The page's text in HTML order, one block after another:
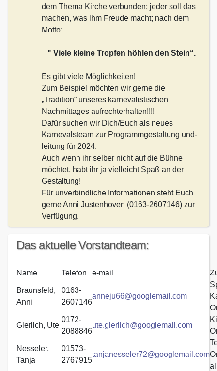
dem Thema Kirche verbunden; jeder soll das
machen, was ihm Freude macht; nach dem
Motto:
" Viele kleine Tropfen höhlen den Stein“.
Es gibt viele Möglichkeiten!
Zum Beispiel möchten wir gerne die
„Tradition“ unseres karnevalistischen
Nachmittages aufrechterhalten!!!!
Dafür suchen wir Dich/Euch als neues
Karnevalsteam zur Programmgestaltung und-
leitung für 2024.
Auch wenn ihr selber nicht auf die Bühne
möchtet, habt ihr ja vielleicht Spaß an der
Gestaltung!
Für unverbindliche Informationen steht Euch
gerne Anni Justenhoven (0163-2607146) zur
Verfügung.
Das aktuelle Vorstandteam:
Name Telefon e-mail
Braunsfeld,
Anni
0163-
2607146
anneju66@googlemail.com
Gierlich, Ute
0172-
2088846
ute.gierlich@googlemail.com
Nesseler,
Tanja
01573-
2767915
tanjanesseler72@googlemail.com